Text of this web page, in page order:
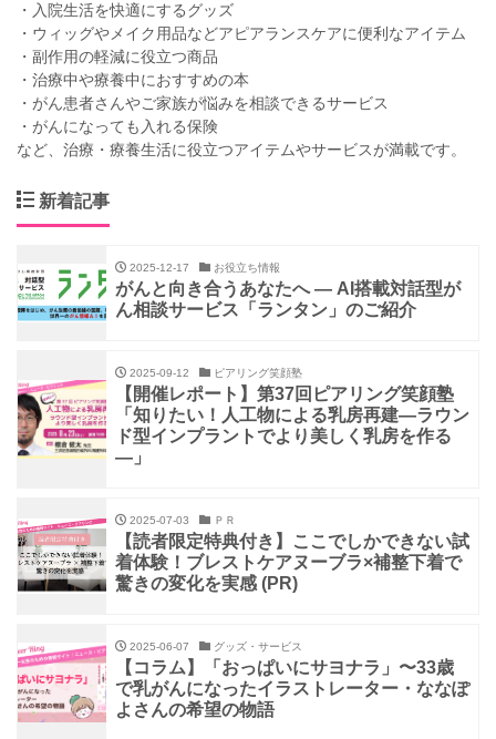
・入院生活を快適にするグッズ
・ウィッグやメイク用品などアピアランスケアに便利なアイテム
・副作用の軽減に役立つ商品
・治療中や療養中におすすめの本
・がん患者さんやご家族が悩みを相談できるサービス
・がんになっても入れる保険
など、治療・療養生活に役立つアイテムやサービスが満載です。
新着記事
2025-12-17 お役立ち情報
がんと向き合うあなたへ ― AI搭載対話型が
ん相談サービス「ランタン」のご紹介
2025-09-12 ピアリング笑顔塾
【開催レポート】第37回ピアリング笑顔塾
「知りたい！人工物による乳房再建―ラウン
ド型インプラントでより美しく乳房を作る
―」
2025-07-03 ＰＲ
【読者限定特典付き】ここでしかできない試
着体験！ブレストケアヌーブラ×補整下着で
驚きの変化を実感 (PR)
2025-06-07 グッズ・サービス
【コラム】「おっぱいにサヨナラ」〜33歳
で乳がんになったイラストレーター・ななぽ
よさんの希望の物語